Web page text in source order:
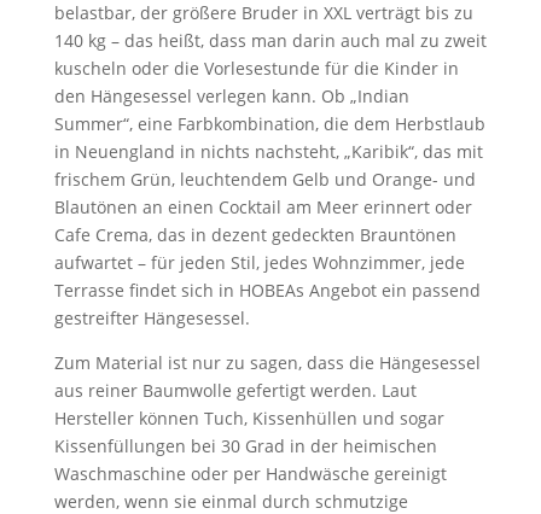
belastbar, der größere Bruder in XXL verträgt bis zu
140 kg – das heißt, dass man darin auch mal zu zweit
kuscheln oder die Vorlesestunde für die Kinder in
den Hängesessel verlegen kann. Ob „Indian
Summer“, eine Farbkombination, die dem Herbstlaub
in Neuengland in nichts nachsteht, „Karibik“, das mit
frischem Grün, leuchtendem Gelb und Orange- und
Blautönen an einen Cocktail am Meer erinnert oder
Cafe Crema, das in dezent gedeckten Brauntönen
aufwartet – für jeden Stil, jedes Wohnzimmer, jede
Terrasse findet sich in HOBEAs Angebot ein passend
gestreifter Hängesessel.
Zum Material ist nur zu sagen, dass die Hängesessel
aus reiner Baumwolle gefertigt werden. Laut
Hersteller können Tuch, Kissenhüllen und sogar
Kissenfüllungen bei 30 Grad in der heimischen
Waschmaschine oder per Handwäsche gereinigt
werden, wenn sie einmal durch schmutzige